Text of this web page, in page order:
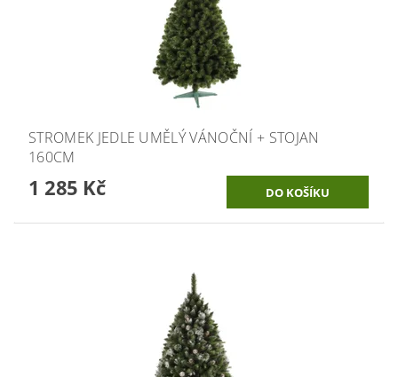
STROMEK JEDLE UMĚLÝ VÁNOČNÍ + STOJAN
160CM
1 285 Kč